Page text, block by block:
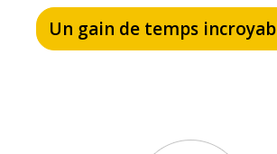
Un gain de temps